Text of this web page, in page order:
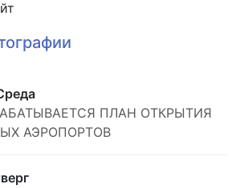
ПЛАН ОТКРЫТИЯ
АЭРОПОРТОВ